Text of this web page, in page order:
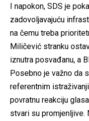
I napokon, SDS je
zadovoljavajuću
na čemu treba
Miličević stranku
iznutra posvađanu, a
Posebno je važno da
referentnim
povratnu reakciju
stvari su